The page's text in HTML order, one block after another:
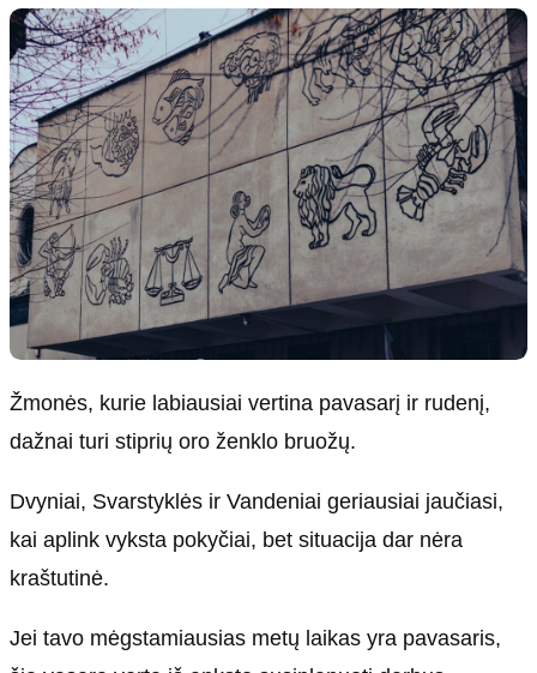
Žmonės, kurie labiausiai vertina pavasarį ir rudenį,
dažnai turi stiprių oro ženklo bruožų.
Dvyniai, Svarstyklės ir Vandeniai geriausiai jaučiasi,
kai aplink vyksta pokyčiai, bet situacija dar nėra
kraštutinė.
Jei tavo mėgstamiausias metų laikas yra pavasaris,